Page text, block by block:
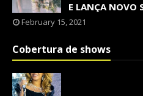
E LANÇA NOVO
February 15, 2021
Cobertura de shows